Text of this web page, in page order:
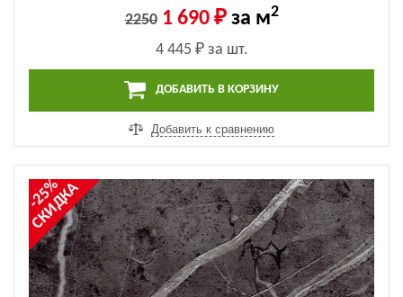
2250 1 690 ₽за м2
4 445 ₽за шт.
ДОБАВИТЬ В КОРЗИНУ
Добавить к сравнению
-25%
СКИДКА